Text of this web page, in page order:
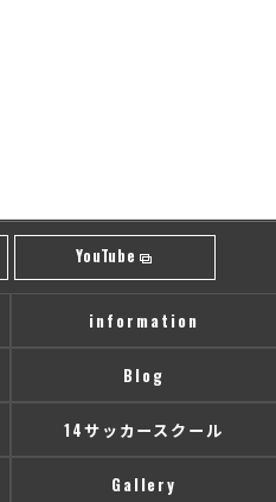
YouTube
information
Blog
14サッカースクール
Gallery